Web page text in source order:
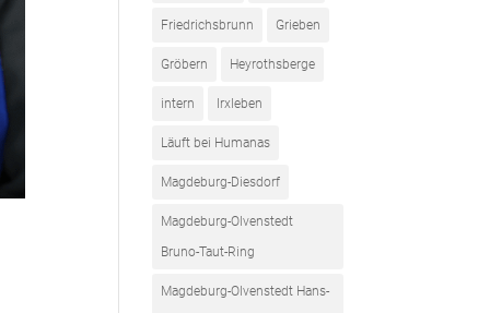
Friedrichsbrunn Grieben
Gröbern Heyrothsberge
intern Irxleben
Läuft bei Humanas
Magdeburg-Diesdorf
Magdeburg-Olvenstedt
Bruno-Taut-Ring
Magdeburg-Olvenstedt Hans-